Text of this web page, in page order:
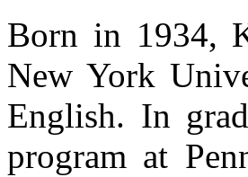
Born in 1934,
New York
English. In
program at